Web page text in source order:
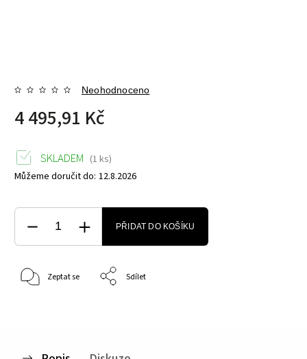
Neohodnoceno
4 495,91 Kč
SKLADEM (1 ks)
Můžeme doručit do: 12.8.2026
PŘIDAT DO KOŠÍKU
Zeptat se Sdílet